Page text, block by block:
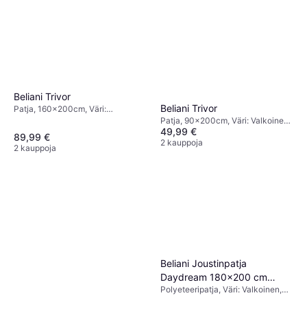
Beliani Trivor
Patja, 160x200cm, Väri:
cm, Jäykkyys: Kova
89,99 €
2 kauppoja
Beliani Trivor
Patja, 90x200cm, Väri: Valkoinen,
Täyttö: Puuvilla, Polyesteri, Patjan
Paksuus: 4 cm, Korkeus: 4 cm,
49,99 €
2 kauppoja
Beliani Joustinpatja
Daydream 180x200 cm
Keskivahva
Polyeteeripatja, Väri: Valkoinen,